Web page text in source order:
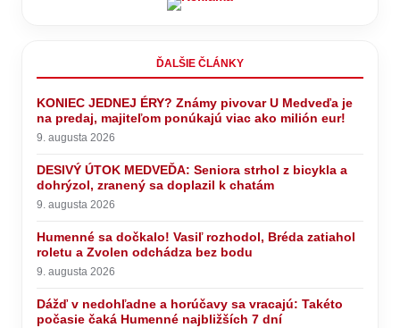
ĎALŠIE ČLÁNKY
KONIEC JEDNEJ ÉRY? Známy pivovar U Medveďa je
na predaj, majiteľom ponúkajú viac ako milión eur!
9. augusta 2026
DESIVÝ ÚTOK MEDVEĎA: Seniora strhol z bicykla a
dohrýzol, zranený sa doplazil k chatám
9. augusta 2026
Humenné sa dočkalo! Vasiľ rozhodol, Bréda zatiahol
roletu a Zvolen odchádza bez bodu
9. augusta 2026
Dážď v nedohľadne a horúčavy sa vracajú: Takéto
počasie čaká Humenné najbližších 7 dní